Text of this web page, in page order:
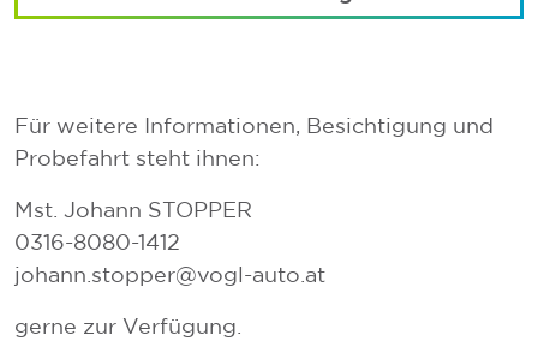
Für weitere Informationen, Besichtigung und
Probefahrt steht ihnen:
Mst. Johann STOPPER
0316-8080-1412
johann.stopper@vogl-auto.at
gerne zur Verfügung.